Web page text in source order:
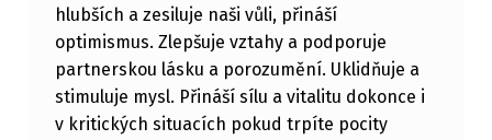
hlubších a zesiluje naši vůli, přináší
optimismus. Zlepšuje vztahy a podporuje
partnerskou lásku a porozumění. Uklidňuje a
stimuluje mysl. Přináší sílu a vitalitu dokonce i
v kritických situacích pokud trpíte pocity